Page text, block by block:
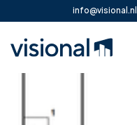
info@visional.nl